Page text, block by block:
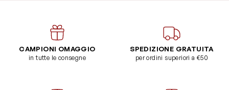
CAMPIONI OMAGGIO
in tutte le consegne
SPEDIZIONE GRATUITA
per ordini superiori a €50